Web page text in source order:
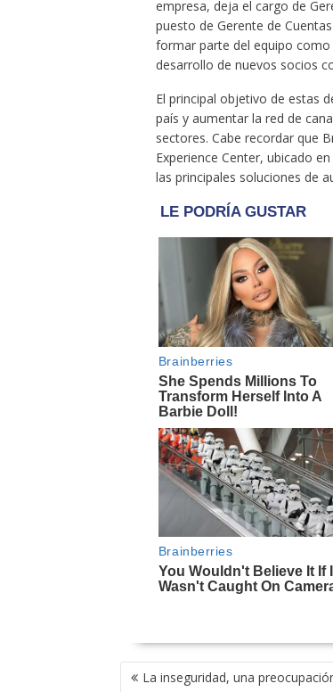
empresa, deja el cargo de
puesto de Gerente de
formar parte del equipo como
desarrollo de nuevos socios
El principal objetivo de estas
país y aumentar la red de
sectores. Cabe recordar que
Experience Center, ubicado
las principales soluciones de
NAVEGACIÓN
La inseguridad, una